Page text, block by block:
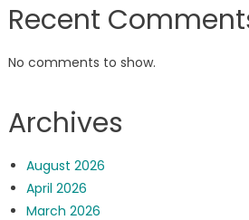
Recent
No comments to show.
Archives
August 2026
April 2026
March 2026